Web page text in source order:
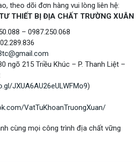
theo dõi đơn hàng vui lòng liên hệ:
THIẾT BỊ ĐỊA CHẤT TRƯỜNG XUÂN
– 0987.250.068
ngõ 215 Triều Khúc – P. Thanh Liệt –
JXUA6AU26eULWFMo9)
VatTuKhoanTruongXuan/
cùng mọi công trình địa chất vững